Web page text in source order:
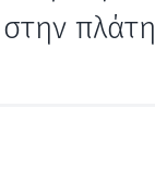
πλάτη